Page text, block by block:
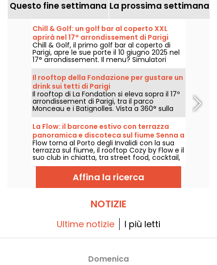
Questo fine settimana La prossima settimana
Chill & Golf: un golf bar al coperto XXL
aprirà nel 17° arrondissement di Parigi
Chill & Golf, il primo golf bar al coperto di
Parigi, apre le sue porte il 10 giugno 2025 nel
17° arrondissement. Il menu? Simulatori
all'avanguardia e finger food di stagione,
accompagnati da cocktail shakerati, il tutto
distribuito su due piani con terrazza. Un
nuovo locale ibrido, dove si viene per fare
swing ma anche per rilassarsi, con gli amici,
la famiglia o dopo il lavoro.
Il rooftop della Fondazione per gustare un
drink sui tetti di Parigi
Il rooftop di La Fondation si eleva sopra il 17º
arrondissement di Parigi, tra il parco
Monceau e i Batignolles. Vista a 360° sulla
capitale, tapas e cocktail firmati, è il
momento di salire per prendere aria e
godersi il momento.
La Flow: il barcone estivo con terrazza
panoramica e discoteca sul fiume Senna a
Parigi
Flow torna al Porto degli Invalidi con la sua
terrazza sul fiume, il rooftop Cozy by Flow e il
suo club in chiatta, tra street food, cocktail,
DJ set e serate estive lungo la Senna.
Affina la ricerca
NOTIZIE
Ultime notizie I più letti
Domenica